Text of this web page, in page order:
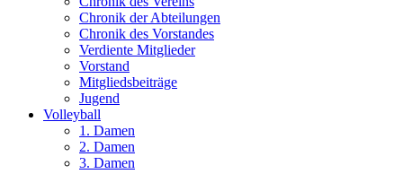
Chronik der Abteilungen
Chronik des Vorstandes
Verdiente Mitglieder
Vorstand
Mitgliedsbeiträge
Jugend
Volleyball
1. Damen
2. Damen
3. Damen